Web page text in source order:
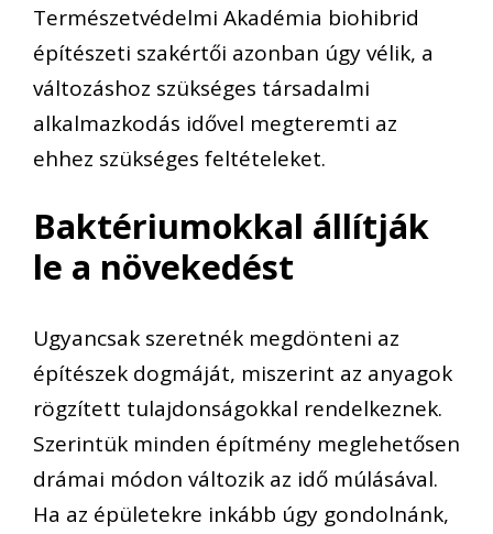
Természetvédelmi Akadémia biohibrid
építészeti szakértői azonban úgy vélik, a
változáshoz szükséges társadalmi
alkalmazkodás idővel megteremti az
ehhez szükséges feltételeket.
Baktériumokkal állítják
le a növekedést
Ugyancsak szeretnék megdönteni az
építészek dogmáját, miszerint az anyagok
rögzített tulajdonságokkal rendelkeznek.
Szerintük minden építmény meglehetősen
drámai módon változik az idő múlásával.
Ha az épületekre inkább úgy gondolnánk,